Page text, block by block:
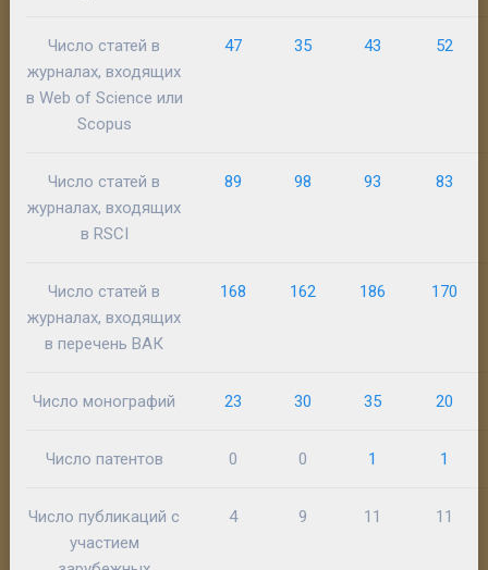
Число статей в
журналах, входящих
в Web of Science или
Scopus
47 35 43 52
Число статей в
журналах, входящих
в RSCI
89 98 93 83
Число статей в
журналах, входящих
в перечень ВАК
168 162 186 170
Число монографий 23 30 35 20
Число патентов 0 0 1 1
Число публикаций с
участием
4 9 11 11